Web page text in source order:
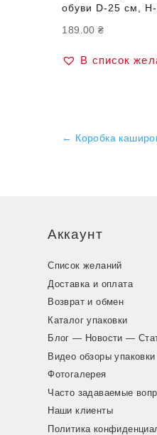
обуви D-25 см,
189.00₴
В список
← Коробка
Аккаунт
Список желаний
Доставка и оплата
Возврат и обмен
Каталог упаковки
Блог — Новости —
Видео обзоры упаковки
Фотогалерея
Часто задаваемые
Наши клиенты
Политика